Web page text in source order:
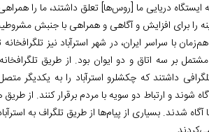
را برای افزایش و آگاهی و همراهی با جنبش
هم‌زمان با سراسر ایران، در شهر استرآباد نیز
بر سه اتاق و دو ایوان بود. از طریق
داشتند که چکشلرو استرآباد را به یکدیگر
شوند و ارتباط دو سویه با مردم برقرار کنند. از
شدند. بسیاری از پیام‌ها از طریق تلگراف به